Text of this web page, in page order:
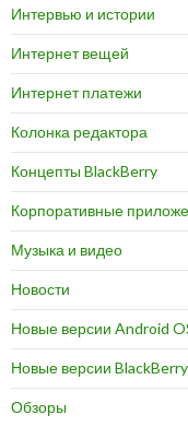
Интервью и истории
Интернет вещей
Интернет платежи
Колонка редактора
Концепты BlackBerry
Корпоративные
Музыка и видео
Новости
Новые версии Android
Новые версии
Обзоры